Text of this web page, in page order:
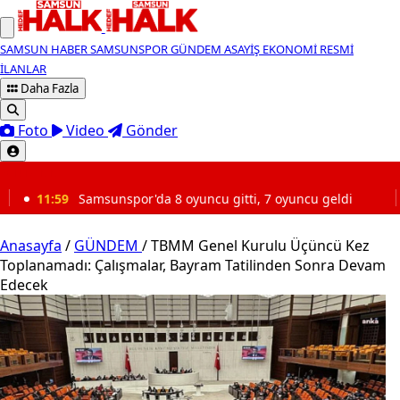
SAMSUN HABERSAMSUNSPORGÜNDEM ASAYİŞ EKONOMİ RESMİ
İLANLAR
Daha Fazla
Foto Video Gönder
8 oyuncu gitti, 7 oyuncu geldi 11:32 Samsun’un
Anasayfa / GÜNDEM /TBMM Genel Kurulu Üçüncü Kez
Toplanamadı: Çalışmalar, Bayram Tatilinden Sonra Devam
Edecek